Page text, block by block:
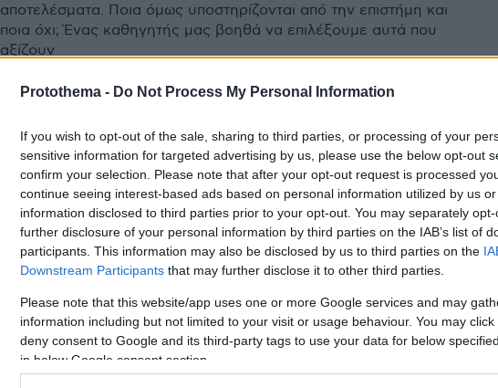
Protothema - Do Not Process My Personal Information
If you wish to opt-out of the sale, sharing to third parties, or processing of your
sensitive information for targeted advertising by us, please use the below opt-out
confirm your selection. Please note that after your opt-out request is processed
continue seeing interest-based ads based on personal information utilized by us
information disclosed to third parties prior to your opt-out. You may separately
further disclosure of your personal information by third parties on the IAB’s list of
participants. This information may also be disclosed by us to third parties on the
Downstream Participants that may further disclose it to other third parties.
Please note that this website/app uses one or more Google services and may
information including but not limited to your visit or usage behaviour. You may
deny consent to Google and its third-party tags to use your data for below
in below Google consent section.
αποτελέσματα. Ποια όμως υποστηρίζονται από την επιστήμη και
ποια όχι; Ένας καθηγητής μας βοηθά να επιλέξουμε αυτά που
αξίζουν
Σακουλάκια καφεΐνης: H νέα
επικίνδυνη μόδα που κάνει θραύση
στους εφήβους – Δείτε βίντεο
Τρεις ειδικοί προειδοποιούν για τους κινδύνους μιας νέας τάσης
του διαδικτύου, που ναι μεν έχει μεγάλη απήχηση στους νέους,
αλλά μπορεί να θέσει σε κίνδυνο την υγεία τους